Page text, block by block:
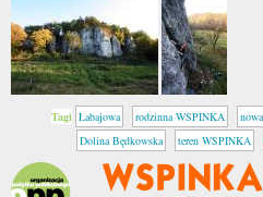
Tagi Łabajowa rodzinna WSPINKA
Dolina Będkowska
teren WSPINKA